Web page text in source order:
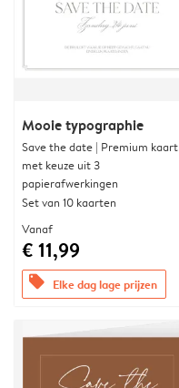
Mooie typographie
Save the date | Premium kaart
met keuze uit 3
papierafwerkingen
Set van 10 kaarten
Vanaf
€ 11,99
offers Elke dag lage prijzen